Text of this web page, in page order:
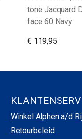
tone Jacquard
face 60 Navy
€ 119,95
Winkel Alphen a/d
Retourbeleid